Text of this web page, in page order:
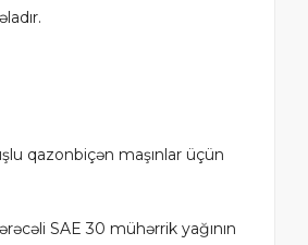
qazonbiçən maşınlar üçün
SAE 30 mühərrik yağının